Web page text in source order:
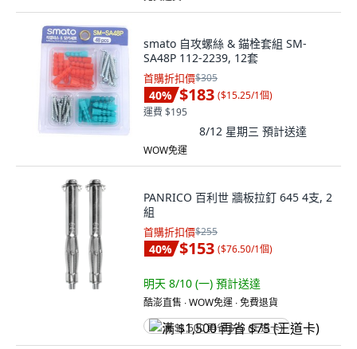
smato 自攻螺絲 & 錨栓套組 SM-
SA48P 112-2239, 12套
首購折扣價$305
40% $183 ($15.25/1個)
運費 $195
8/12 星期三 預計送達
WOW免運
PANRICO 百利世 牆板拉釘 645 4支, 2
組
首購折扣價$255
40% $153 ($76.50/1個)
明天 8/10 (一) 預計送達
酷澎直售 ∙ WOW免運 ∙ 免費退貨
满 $1,500 再省 $75 (王道卡)